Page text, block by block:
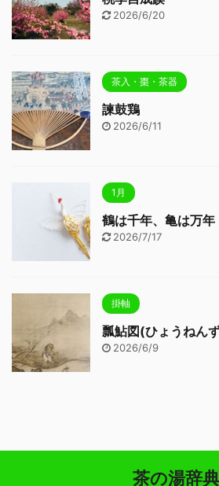
2026/6/20
茶入・棗・茶器
諫鼓鶏
2026/6/11
1月
鶴は千年、亀は万年
2026/7/17
掛軸
瓢鮎図(ひょうねん
2026/6/9
茶の湯辞典